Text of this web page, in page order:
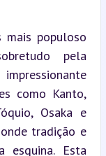
mais populoso
pela
como Kanto,
Osaka e
tradição e
esquina. Esta